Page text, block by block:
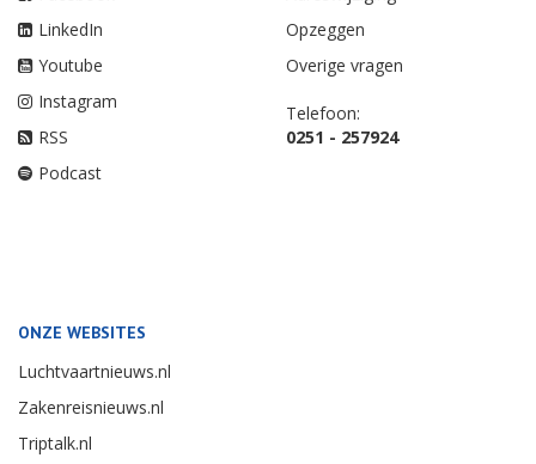
LinkedIn
Youtube
Instagram
RSS
Podcast
Opzeggen
Overige vragen
Telefoon:
0251 - 257924
ONZE WEBSITES
Luchtvaartnieuws.nl
Zakenreisnieuws.nl
Triptalk.nl